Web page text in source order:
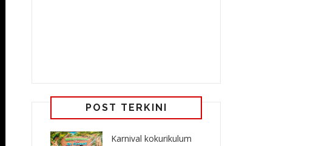
POST TERKINI
Karnival kokurikulum